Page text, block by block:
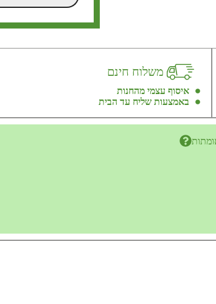
משלוח חינם
איסוף עצמי מהחנות
באמצעות שליח עד הבית